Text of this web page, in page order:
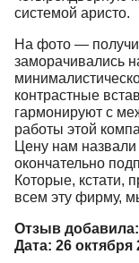
системой аристо.
На фото —
заморачивались
контрастные
гармонируют с
работы этой
Цену нам
окончательно
Которые, кстати,
всем эту фирму,
Отзыв
Дата: 26 октября